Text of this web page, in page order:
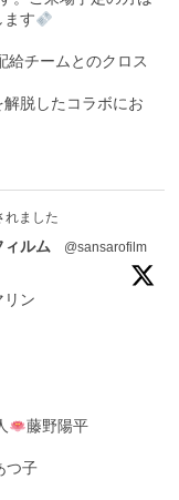
ます
給チームとのクロス
脱したコラボにお
れました
ルム
@sansarofilm
リン
藤野陽平
つ子